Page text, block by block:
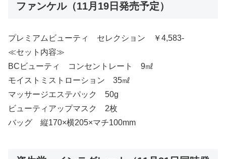
ファンケル（11月19日発売予定）
プレミアムビューティ セレクション ￥4,583-
≪セット内容≫
BCビューティ コンセントレート 9㎖
モイストミストローション 35㎖
マッサージエステパック 50g
ビューティアップマスク 2枚
バッグ 縦170×横205×マチ100mm